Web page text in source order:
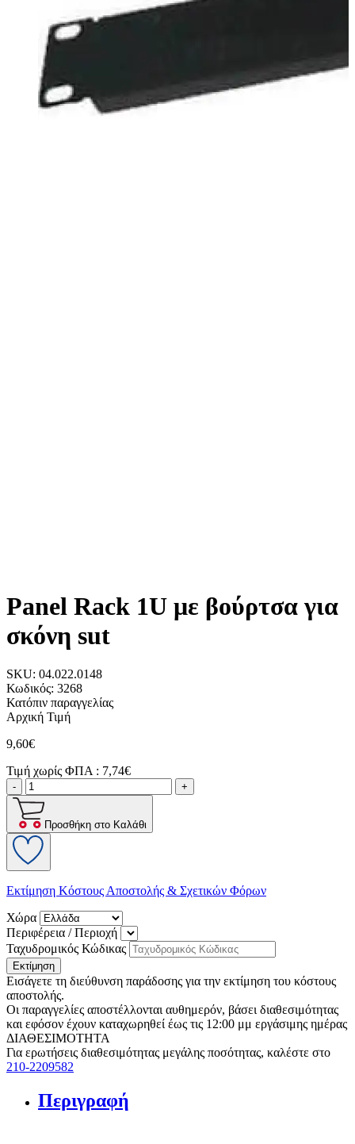
Panel Rack 1U με βούρτσα για
σκόνη sut
SKU: 04.022.0148
Κωδικός: 3268
Κατόπιν παραγγελίας
Αρχική Τιμή
9,60€
Τιμή χωρίς ΦΠΑ : 7,74€
- +
Προσθήκη στο Καλάθι
Εκτίμηση Κόστους Αποστολής & Σχετικών Φόρων
Χώρα
Περιφέρεια / Περιοχή
Ταχυδρομικός Κώδικας
Εκτίμηση
Εισάγετε τη διεύθυνση παράδοσης για την εκτίμηση του κόστους
αποστολής.
Οι παραγγελίες αποστέλλονται αυθημερόν, βάσει διαθεσιμότητας
και εφόσον έχουν καταχωρηθεί έως τις 12:00 μμ εργάσιμης ημέρας
ΔΙΑΘΕΣΙΜΟΤΗΤΑ
Για ερωτήσεις διαθεσιμότητας μεγάλης ποσότητας, καλέστε στο
210-2209582
Περιγραφή